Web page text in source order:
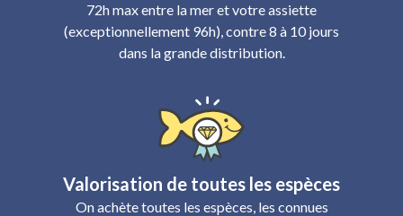
72h max entre la mer et votre assiette
(exceptionnellement 96h), contre 8 à 10 jours
dans la grande distribution.
Valorisation de toutes les espèces
On achète toutes les espèces, les connues